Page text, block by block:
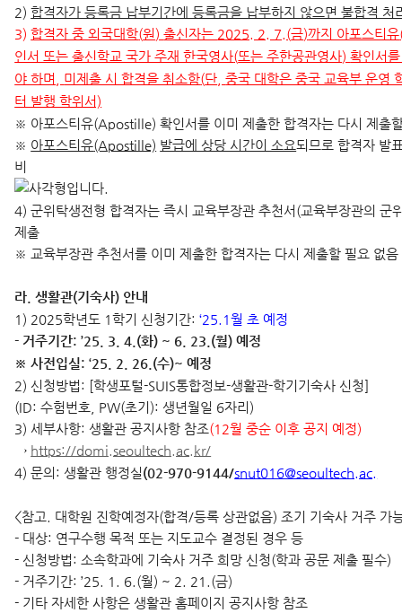
2)합격자가 등록금 납부기간에 등록금을 납부하지 않으면 불합격 처
3)합격자 중 외국대학(원)출신자는 2025. 2. 7.(금)까지 아포스티유
인서 또는 출신학교 국가 주재 한국영사(또는 주한공관영사)확인서
야 하며
미제출 시 합격을 취소함(단 ,중국 대학은 중국 교육부 운영
터 발행 학위서)
※ 아포스티유(Apostille) 확인서를 이미 제출한 합격자는 다시 제출
※ 아포스티유(Apostille) 발급에 상당 시간이 소요되므로 합격자 발
비
4) 군위탁생전형 합격자는 즉시 교육부장관 추천서(교육부장관의 군
제출
※ 교육부장관 추천서를 이미 제출한 합격자는 다시 제출할 필요 없음
라. 생활관(기숙사) 안내
1) 2025학년도 1학기 신청기간: ‘25.1월 초 예정
- 거주기간: ’25. 3. 4.(화) ~ 6. 23.(월) 예정
※ 사전입실: ‘25. 2. 26.(수)~ 예정
2) 신청방법: [학생포털-SUIS통합정보-생활관-학기기숙사 신청]
(ID: 수험번호, PW(초기): 생년월일 6자리)
3) 세부사항: 생활관 공지사항 참조(12월 중순 이후 공지 예정)
→ https://domi.seoultech.ac.kr/
4) 문의: 생활관 행정실(02-970-9144/snut016@seoultech.ac.
<참고. 대학원 진학예정자(합격/등록 상관없음) 조기 기숙사 거주 가
- 대상: 연구수행 목적 또는 지도교수 결정된 경우 등
- 신청방법: 소속학과에 기숙사 거주 희망 신청(학과 공문 제출 필수)
- 거주기간: ’25. 1. 6.(월) ~ 2. 21.(금)
- 기타 자세한 사항은 생활관 홈페이지 공지사항 참조